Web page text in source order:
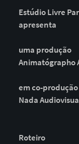
Estúdio Livre
apresenta
uma produção
Animatógrapho
em co-
Nada
Roteiro